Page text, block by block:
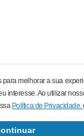
melhorar a sua
interesse. Ao utilizar
Política de Privacidade.